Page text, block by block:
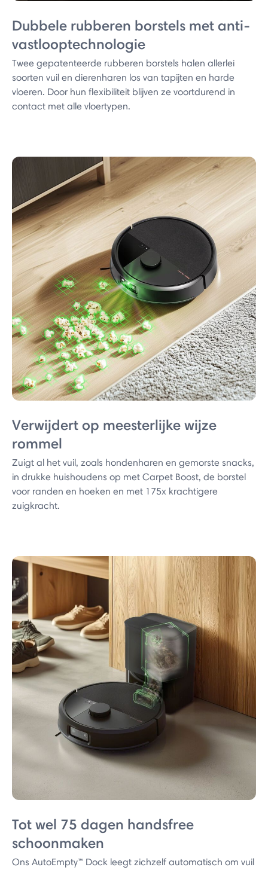
Dubbele rubberen borstels met anti-
vastlooptechnologie
Twee gepatenteerde rubberen borstels halen allerlei
soorten vuil en dierenharen los van tapijten en harde
vloeren. Door hun flexibiliteit blijven ze voortdurend in
contact met alle vloertypen.
Verwijdert op meesterlijke wijze
rommel
Zuigt al het vuil, zoals hondenharen en gemorste snacks,
in drukke huishoudens op met Carpet Boost, de borstel
voor randen en hoeken en met 175x krachtigere
zuigkracht.
Tot wel 75 dagen handsfree
schoonmaken
Ons AutoEmpty™ Dock leegt zichzelf automatisch om vuil